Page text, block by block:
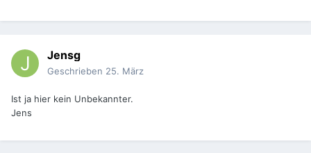
Jensg
Geschrieben 25. März
Ist ja hier kein Unbekannter.
Jens